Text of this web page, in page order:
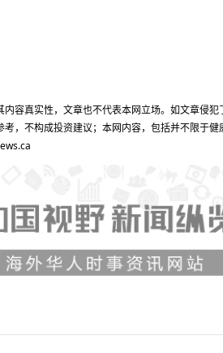
容真实性，文章也不代表本网立场。如文章侵犯
，不构成投资建议；本网内容，包括并不限于